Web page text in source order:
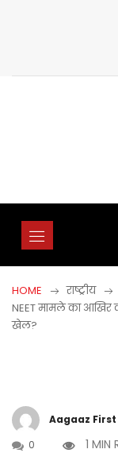
HOME
राष्ट्रीय
NEET मामले का आखिर
खेल?
Aagaaz First
0
1 MIN